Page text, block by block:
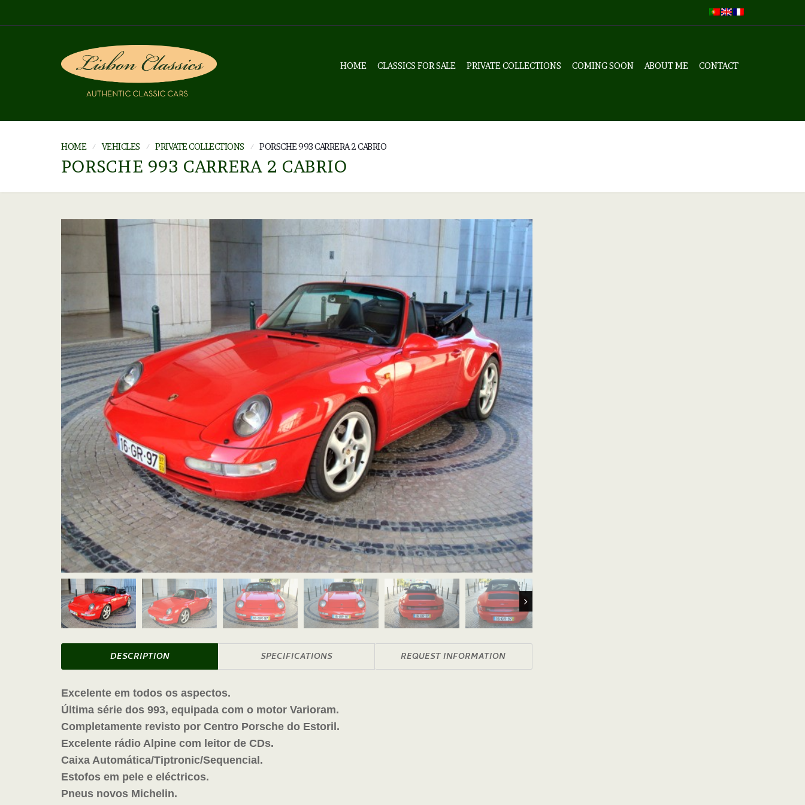
HOME CLASSICS FOR SALE PRIVATE COLLECTIONS COMING SOON ABOUT ME CONTACT
HOME VEHICLES PRIVATE COLLECTIONS PORSCHE 993 CARRERA 2 CABRIO
PORSCHE 993 CARRERA 2 CABRIO
Next
DESCRIPTION SPECIFICATIONS REQUEST INFORMATION
Excelente em todos os aspectos.
Última série dos 993, equipada com o motor Varioram.
Completamente revisto por Centro Porsche do Estoril.
Excelente rádio Alpine com leitor de CDs.
Caixa Automática/Tiptronic/Sequencial.
Estofos em pele e eléctricos.
Pneus novos Michelin.